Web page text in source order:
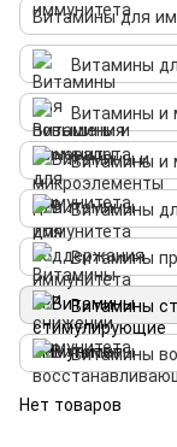
Витамины для
Витамины
Витамины и
Витамины и
Витамины
Витамины
Витамины
Витамины
Нет товаров